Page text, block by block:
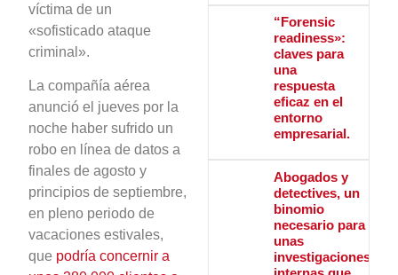
víctima de un
«sofisticado ataque
criminal».
La compañía aérea
anunció el jueves por la
noche haber sufrido un
robo en línea de datos a
finales de agosto y
principios de septiembre,
en pleno periodo de
vacaciones estivales,
que podría concernir a
“Forensic
readiness»:
claves para
una
respuesta
eficaz en el
entorno
empresarial.
Abogados y
detectives, un
binomio
necesario para
unas
investigaciones